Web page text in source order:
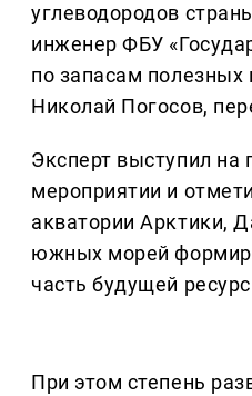
углеводородов
инженер ФБУ
по запасам полезных
Николай Погосов,
Эксперт выступил на
мероприятии и
акватории Арктики,
южных морей
часть будущей
При этом степень